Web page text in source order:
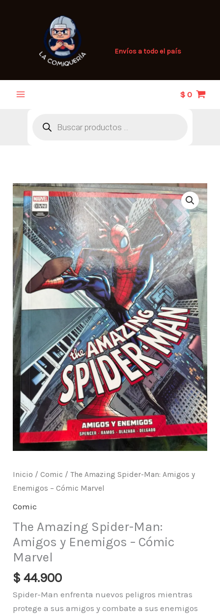
Envíos a todo el país
$ 0
productos
Inicio /Comic / The Amazing Spider-Man: Amigos y
Enemigos – Cómic Marvel
Comic
The Amazing Spider-Man:
Amigos y Enemigos – Cómic
Marvel
$ 44.900
Spider-Man enfrenta nuevos peligros mientras
protege a sus amigos y combate a sus enemigos
The
Amazing
Spider-
Man:
Amigos
y
Enemigos
–
Cómic
Marvel
cantidad